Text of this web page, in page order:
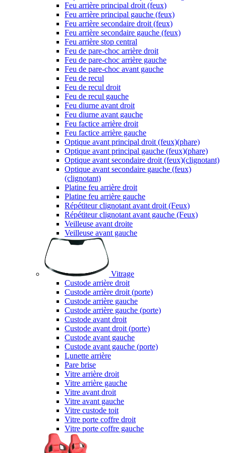
Feu arrière principal droit (feux)
Feu arrière principal gauche (feux)
Feu arrière secondaire droit (feux)
Feu arrière secondaire gauche (feux)
Feu arrière stop central
Feu de pare-choc arrière droit
Feu de pare-choc arrière gauche
Feu de pare-choc avant gauche
Feu de recul
Feu de recul droit
Feu de recul gauche
Feu diurne avant droit
Feu diurne avant gauche
Feu factice arrière droit
Feu factice arrière gauche
Optique avant principal droit (feux)(phare)
Optique avant principal gauche (feux)(phare)
Optique avant secondaire droit (feux)(clignotant)
Optique avant secondaire gauche (feux)
(clignotant)
Platine feu arrière droit
Platine feu arrière gauche
Répétiteur clignotant avant droit (Feux)
Répétiteur clignotant avant gauche (Feux)
Veilleuse avant droite
Veilleuse avant gauche
Vitrage
Custode arrière droit
Custode arrière droit (porte)
Custode arrière gauche
Custode arrière gauche (porte)
Custode avant droit
Custode avant droit (porte)
Custode avant gauche
Custode avant gauche (porte)
Lunette arrière
Pare brise
Vitre arrière droit
Vitre arrière gauche
Vitre avant droit
Vitre avant gauche
Vitre custode toit
Vitre porte coffre droit
Vitre porte coffre gauche